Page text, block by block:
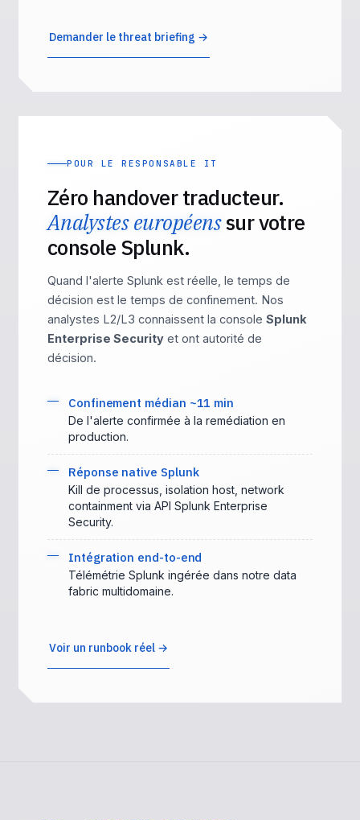
Demander le threat briefing →
POUR LE RESPONSABLE IT
Zéro handover traducteur.
Analystes européenssur votre
console Splunk.
Quand l'alerte Splunk est réelle, le temps de
décision est le temps de confinement. Nos
analystes L2/L3 connaissent la console Splunk
Enterprise Security et ont autorité de
décision.
Confinement médian ~11 min
De l'alerte confirmée à la remédiation en
production.
Réponse native Splunk
Kill de processus, isolation host, network
containment via API Splunk Enterprise
Security.
Intégration end-to-end
Télémétrie Splunk ingérée dans notre data
fabric multidomaine.
Voir un runbook réel →